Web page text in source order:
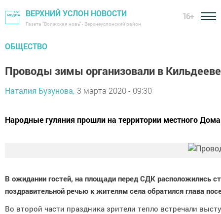
ВЕРХНИЙ УСЛОН НОВОСТИ
Газета "Волжская новь" - Верхнеуслонский район
16+
ОБЩЕСТВО
Проводы зимы организовали в Кильдееве
Наталия Бузунова, 3 марта 2020 - 09:30
Народные гуляния прошли на территории местного
В ожидании гостей, на площади перед СДК расположились
поздравительной речью к жителям села обратился глава
Во второй части праздника зрители тепло встречали